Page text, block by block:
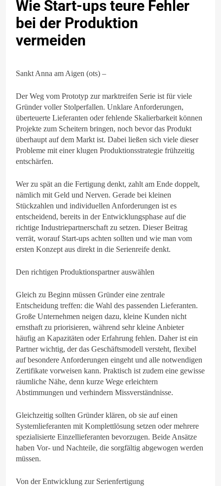
Wie Start-ups teure Fehler
bei der Produktion
vermeiden
Sankt Anna am Aigen (ots) –
Der Weg vom Prototyp zur marktreifen Serie ist für viele
Gründer voller Stolperfallen. Unklare Anforderungen,
überteuerte Lieferanten oder fehlende Skalierbarkeit können
Projekte zum Scheitern bringen, noch bevor das Produkt
überhaupt auf dem Markt ist. Dabei ließen sich viele dieser
Probleme mit einer klugen Produktionsstrategie frühzeitig
entschärfen.
Wer zu spät an die Fertigung denkt, zahlt am Ende doppelt,
nämlich mit Geld und Nerven. Gerade bei kleinen
Stückzahlen und individuellen Anforderungen ist es
entscheidend, bereits in der Entwicklungsphase auf die
richtige Industriepartnerschaft zu setzen. Dieser Beitrag
verrät, worauf Start-ups achten sollten und wie man vom
ersten Konzept aus direkt in die Serienreife denkt.
Den richtigen Produktionspartner auswählen
Gleich zu Beginn müssen Gründer eine zentrale
Entscheidung treffen: die Wahl des passenden Lieferanten.
Große Unternehmen neigen dazu, kleine Kunden nicht
ernsthaft zu priorisieren, während sehr kleine Anbieter
häufig an Kapazitäten oder Erfahrung fehlen. Daher ist ein
Partner wichtig, der das Geschäftsmodell versteht, flexibel
auf besondere Anforderungen eingeht und alle notwendigen
Zertifikate vorweisen kann. Praktisch ist zudem eine gewisse
räumliche Nähe, denn kurze Wege erleichtern
Abstimmungen und verhindern Missverständnisse.
Gleichzeitig sollten Gründer klären, ob sie auf einen
Systemlieferanten mit Komplettlösung setzen oder mehrere
spezialisierte Einzellieferanten bevorzugen. Beide Ansätze
haben Vor- und Nachteile, die sorgfältig abgewogen werden
müssen.
Von der Entwicklung zur Serienfertigung